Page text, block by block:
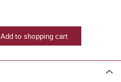
Add to shopping cart